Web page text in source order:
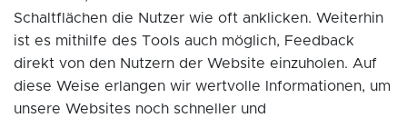
Schaltflächen die Nutzer wie oft anklicken. Weiterhin
ist es mithilfe des Tools auch möglich, Feedback
direkt von den Nutzern der Website einzuholen. Auf
diese Weise erlangen wir wertvolle Informationen, um
unsere Websites noch schneller und